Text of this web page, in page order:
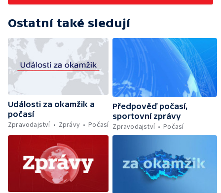
Ostatní také sledují
Události za okamžik a
počasí
Zpravodajství
Zprávy Počasí
Předpověď počasí,
sportovní zprávy
Zpravodajství
Počasí